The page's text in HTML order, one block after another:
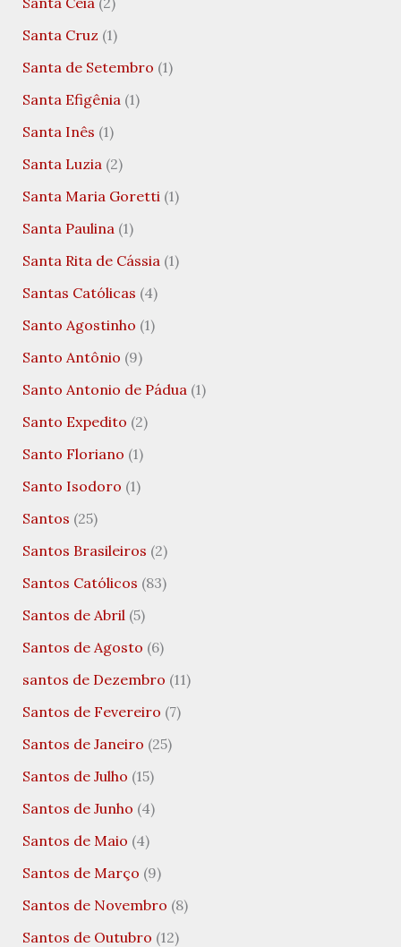
Santa Cruz (1)
Santa de Setembro (1)
Santa Efigênia (1)
Santa Inês (1)
Santa Luzia (2)
Santa Maria Goretti (1)
Santa Paulina (1)
Santa Rita de Cássia (1)
Santas Católicas (4)
Santo Agostinho (1)
Santo Antônio (9)
Santo Antonio de Pádua (1)
Santo Expedito (2)
Santo Floriano (1)
Santo Isodoro (1)
Santos (25)
Santos Brasileiros (2)
Santos Católicos (83)
Santos de Abril (5)
Santos de Agosto (6)
santos de Dezembro (11)
Santos de Fevereiro (7)
Santos de Janeiro (25)
Santos de Julho (15)
Santos de Junho (4)
Santos de Maio (4)
Santos de Março (9)
Santos de Novembro (8)
Santos de Outubro (12)